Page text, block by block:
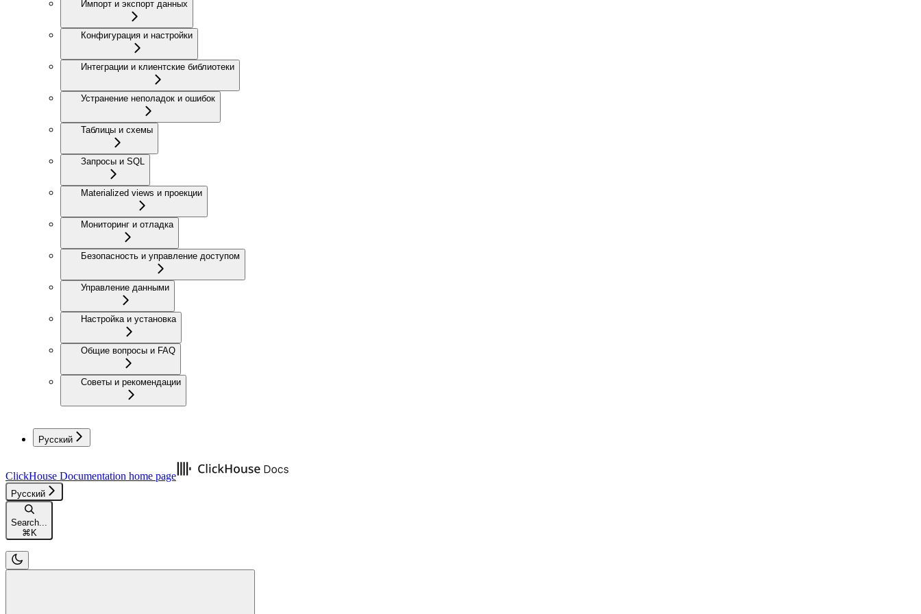
Импорт и экспорт данных
Конфигурация и настройки
Интеграции и клиентские библиотеки
Устранение неполадок и ошибок
Таблицы и схемы
Запросы и SQL
Materialized views и проекции
Мониторинг и отладка
Безопасность и управление доступом
Управление данными
Настройка и установка
Общие вопросы и FAQ
Советы и рекомендации
Русский
ClickHouse Documentation home page
Русский
Search...
⌘ K